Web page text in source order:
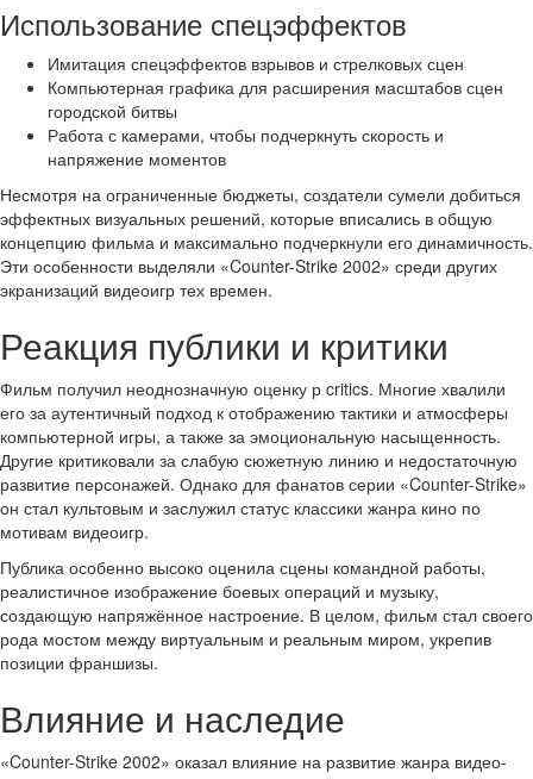
Использование спецэффектов
Имитация спецэффектов взрывов и стрелковых сцен
Компьютерная графика для расширения масштабов сцен
городской битвы
Работа с камерами, чтобы подчеркнуть скорость и
напряжение моментов
Несмотря на ограниченные бюджеты, создатели сумели добиться
эффектных визуальных решений, которые вписались в общую
концепцию фильма и максимально подчеркнули его динамичность.
Эти особенности выделяли «Counter-Strike 2002» среди других
экранизаций видеоигр тех времен.
Реакция публики и критики
Фильм получил неоднозначную оценку р critics. Многие хвалили
его за аутентичный подход к отображению тактики и атмосферы
компьютерной игры, а также за эмоциональную насыщенность.
Другие критиковали за слабую сюжетную линию и недостаточную
развитие персонажей. Однако для фанатов серии «Counter-Strike»
он стал культовым и заслужил статус классики жанра кино по
мотивам видеоигр.
Публика особенно высоко оценила сцены командной работы,
реалистичное изображение боевых операций и музыку,
создающую напряжённое настроение. В целом, фильм стал своего
рода мостом между виртуальным и реальным миром, укрепив
позиции франшизы.
Влияние и наследие
«Counter-Strike 2002» оказал влияние на развитие жанра видео-